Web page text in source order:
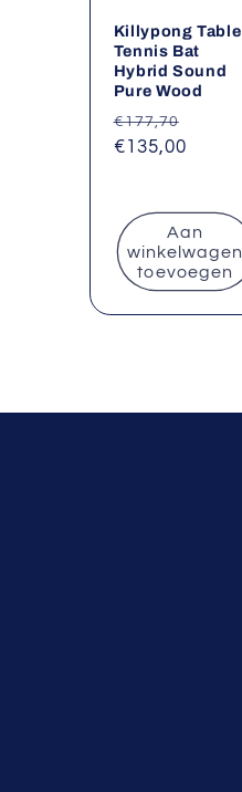
Killypong Table
Tennis Bat
Hybrid Sound
Pure Wood
Normale
prijs
€177,70
€135,00
Aan
winkelwagen
toevoegen